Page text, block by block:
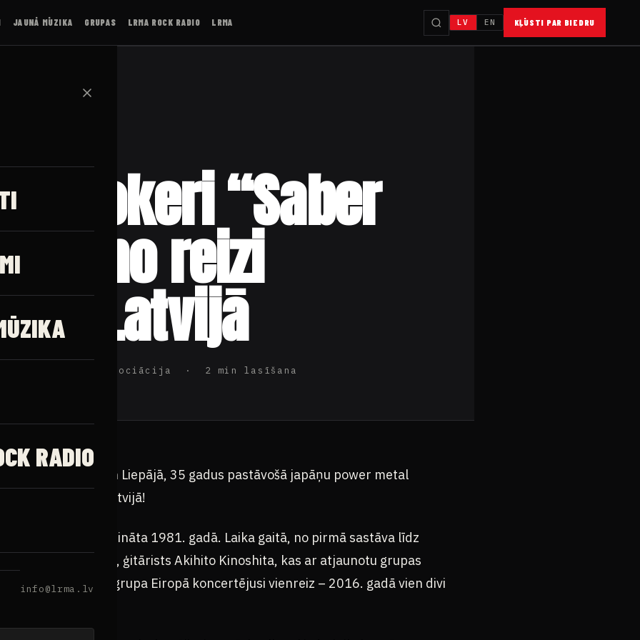
JAUNĀ MŪZIKA GRUPAS LRMA ROCK RADIO LRMA LV EN KĻŪSTI PAR BIEDRU
✕
RADIO
info@lrma.lv
rokeri “Saber
pirmo reizi
Latvijā
Rokmūzikas Asociācija · 2 min lasīšana
– Jelgavā un Liepājā, 35 gadus pastāvošā japāņu power metal
reizi spēlēs Latvijā!
no Japānas, ka dibināta 1981. gadā. Laika gaitā, no pirmā sastāva līdz
grupas dibinātājs, ģitārists Akihito Kinoshita, kas ar atjaunotu grupas
laikā, grupa Eiropā koncertējusi vienreiz – 2016. gadā vien divi